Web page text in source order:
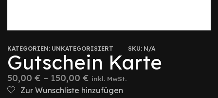
KATEGORIEN: UNKATEGORISIERT SKU: N/A
Gutschein Karte
50,00 € – 150,00 € inkl. MwSt.
Zur Wunschliste hinzufügen